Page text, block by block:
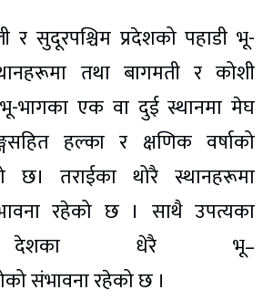
र सुदूरपश्चिम प्रदेशको पहाडी भू-
तथा बागमती र कोशी
भू-भागका एक वा दुई स्थानमा मेघ
हल्का र क्षणिक वर्षाको
छ। तराईका थोरै स्थानहरूमा
रहेको छ । साथै उपत्यका
देशका धेरै भू–
संभावनारहेको छ ।